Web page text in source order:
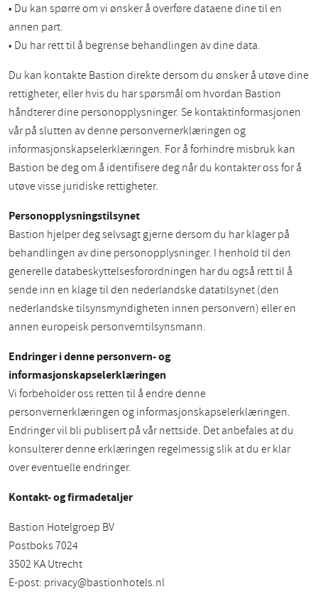
• Du kan spørre om vi ønsker å overføre dataene dine til en
annen part.
• Du har rett til å begrense behandlingen av dine data.
Du kan kontakte Bastion direkte dersom du ønsker å utøve dine
rettigheter, eller hvis du har spørsmål om hvordan Bastion
håndterer dine personopplysninger. Se kontaktinformasjonen
vår på slutten av denne personvernerklæringen og
informasjonskapselerklæringen. For å forhindre misbruk kan
Bastion be deg om å identifisere deg når du kontakter oss for å
utøve visse juridiske rettigheter.
Personopplysningstilsynet
Bastion hjelper deg selvsagt gjerne dersom du har klager på
behandlingen av dine personopplysninger. I henhold til den
generelle databeskyttelsesforordningen har du også rett til å
sende inn en klage til den nederlandske datatilsynet (den
nederlandske tilsynsmyndigheten innen personvern) eller en
annen europeisk personverntilsynsmann.
Endringer i denne personvern- og
informasjonskapselerklæringen
Vi forbeholder oss retten til å endre denne
personvernerklæringen og informasjonskapselerklæringen.
Endringer vil bli publisert på vår nettside. Det anbefales at du
konsulterer denne erklæringen regelmessig slik at du er klar
over eventuelle endringer.
Kontakt- og firmadetaljer
Bastion Hotelgroep BV
Postboks 7024
3502 KA Utrecht
E-post: privacy@bastionhotels.nl